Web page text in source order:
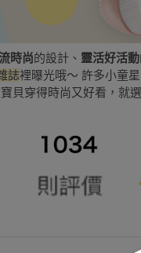
時尚的設計、 靈活好活動
誌裡曝光哦～ 許多小童
貝穿得時尚又好看，就選